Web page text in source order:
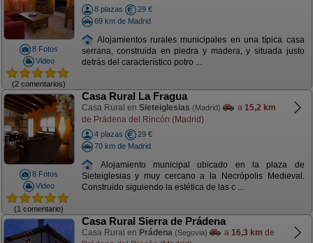
8 Fotos
Video
(2 comentarios)
8 plazas
29 €
69 km de Madrid
Alojamientos rurales municipales en una típica casa
serrana, construida en piedra y madera, y situada justo
detrás del característico potro ...
8 Fotos
Video
(1 comentario)
Casa Rural La Fragua
Casa Rural en Sieteiglesias (Madrid) a 15,2 km
de Prádena del Rincón (Madrid)
4 plazas
29 €
70 km de Madrid
Alojamiento municipal ubicado en la plaza de
Sieteiglesias y muy cercano a la Necrópolis Medieval.
Construido siguiendo la estética de las c ...
Casa Rural Sierra de Prádena
Casa Rural en Prádena (Segovia) a 16,3 km de